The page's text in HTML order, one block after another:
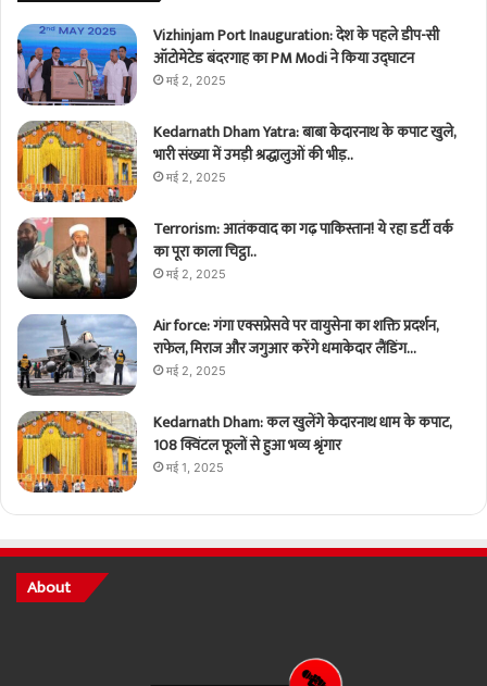
Vizhinjam Port Inauguration: देश के पहले डीप-सी
ऑटोमेटेड बंदरगाह का PM Modi ने किया उद्घाटन
मई 2, 2025
Kedarnath Dham Yatra: बाबा केदारनाथ के कपाट खुले,
भारी संख्या में उमड़ी श्रद्धालुओं की भीड़..
मई 2, 2025
Terrorism: आतंकवाद का गढ़ पाकिस्तान! ये रहा डर्टी वर्क
का पूरा काला चिट्ठा..
मई 2, 2025
Air force: गंगा एक्सप्रेसवे पर वायुसेना का शक्ति प्रदर्शन,
राफेल, मिराज और जगुआर करेंगे धमाकेदार लैंडिंग…
मई 2, 2025
Kedarnath Dham: कल खुलेंगे केदारनाथ धाम के कपाट,
108 क्विंटल फूलों से हुआ भव्य श्रृंगार
मई 1, 2025
About